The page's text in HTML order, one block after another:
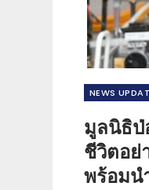
NEWS​
มูลนิธิป่
ชีวิตอย่
พร้อมน